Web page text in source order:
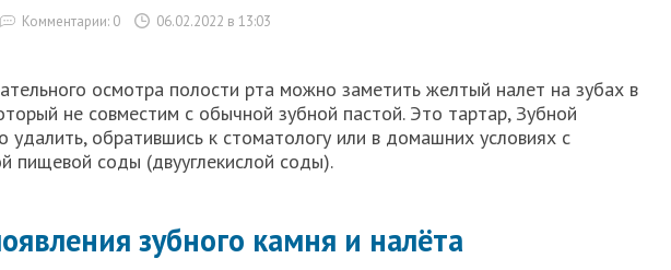
Комментарии: 0 06.02.2022 в 13:03
осмотра полости рта можно заметить желтый налет на зубах в
не совместим с обычной зубной пастой. Это тартар, Зубной
удалить, обратившись к стоматологу или в домашних условиях с
пищевой соды (двууглекислой соды).
зубного камня и налёта